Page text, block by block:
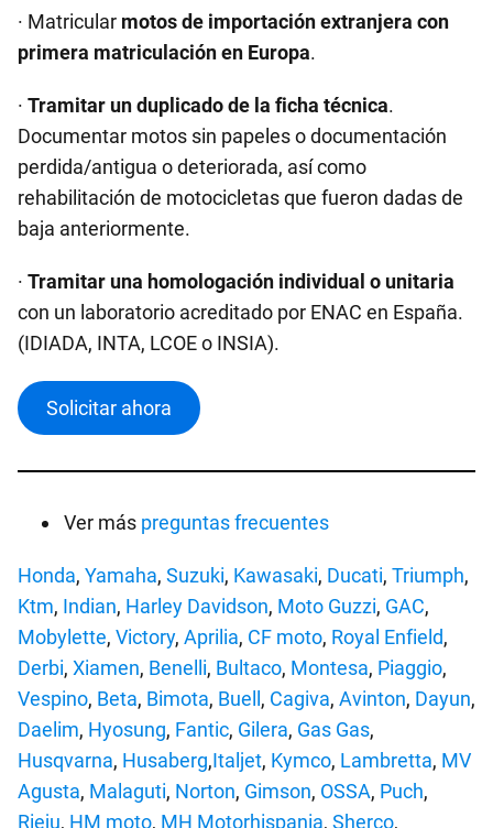
· Matricular motos de importación extranjera con
primera matriculación en Europa.
· Tramitar un duplicado de la ficha técnica.
Documentar motos sin papeles o documentación
perdida/antigua o deteriorada, así como
rehabilitación de motocicletas que fueron dadas de
baja anteriormente.
· Tramitar una homologación individual o unitaria
con un laboratorio acreditado por ENAC en España.
(IDIADA, INTA, LCOE o INSIA).
Solicitar ahora
Ver más preguntas frecuentes
Honda, Yamaha, Suzuki, Kawasaki, Ducati, Triumph,
Ktm, Indian, Harley Davidson, Moto Guzzi, GAC,
Mobylette, Victory, Aprilia, CF moto, Royal Enfield,
Derbi, Xiamen, Benelli, Bultaco, Montesa, Piaggio,
Vespino, Beta, Bimota, Buell , Cagiva, Avinton, Dayun,
Daelim, Hyosung, Fantic, Gilera, Gas Gas,
Husqvarna, Husaberg,Italjet, Kymco, Lambretta, MV
Agusta, Malaguti, Norton, Gimson, OSSA, Puch,
Rieju, HM moto, MH Motorhispania, Sherco,